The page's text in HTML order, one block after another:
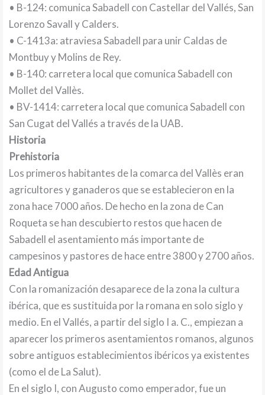
• B-124: comunica Sabadell con Castellar del Vallés, San
Lorenzo Savall y Calders.
• C-1413a: atraviesa Sabadell para unir Caldas de
Montbuy y Molins de Rey.
• B-140: carretera local que comunica Sabadell con
Mollet del Vallès.
• BV-1414: carretera local que comunica Sabadell con
San Cugat del Vallés a través de la UAB.
Historia
Prehistoria
Los primeros habitantes de la comarca del Vallès eran
agricultores y ganaderos que se establecieron en la
zona hace 7000 años. De hecho en la zona de Can
Roqueta se han descubierto restos que hacen de
Sabadell el asentamiento más importante de
campesinos y pastores de hace entre 3800 y 2700 años.
Edad Antigua
Con la romanización desaparece de la zona la cultura
ibérica, que es sustituida por la romana en solo siglo y
medio. En el Vallés, a partir del siglo I a. C., empiezan a
aparecer los primeros asentamientos romanos, algunos
sobre antiguos establecimientos ibéricos ya existentes
(como el de La Salut).
En el siglo I, con Augusto como emperador, fue un